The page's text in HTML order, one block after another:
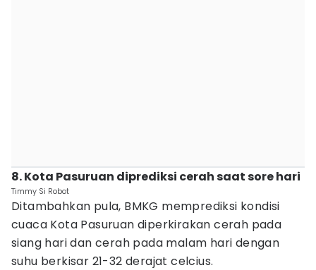
8. Kota Pasuruan diprediksi cerah saat sore hari
Timmy Si Robot
Ditambahkan pula, BMKG memprediksi kondisi
cuaca Kota Pasuruan diperkirakan cerah pada
siang hari dan cerah pada malam hari dengan
suhu berkisar 21-32 derajat celcius.